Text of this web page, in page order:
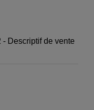
- Descriptif de vente